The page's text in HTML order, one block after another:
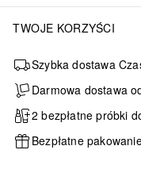
TWOJE KORZYŚCI
Szybka dostawa
Darmowa dostawa
2 bezpłatne próbki
Bezpłatne